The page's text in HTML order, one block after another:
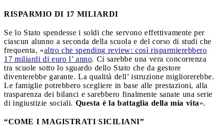
RISPARMIO DI 17 MILIARDI
Se lo Stato spendesse i soldi che servono effettivamente per
ciascun alunno a seconda della scuola e del corso di studi che
frequenta, «altro che spending review: così risparmierebbero
17 miliardi di euro l’ anno. Ci sarebbe una vera concorrenza
tra scuole sotto lo sguardo dello Stato che da gestore
diventerebbe garante. La qualità dell’ istruzione migliorerebbe.
Le famiglie potrebbero scegliere in base alle prestazioni, alla
trasparenza dei bilanci e sarebbero finalmente sanate una serie
di ingiustizie sociali. Questa è la battaglia della mia vita».
“COME I MAGISTRATI SICILIANI”